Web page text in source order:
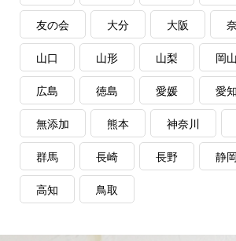
友の会 大分 大阪
山口 山形 山梨 岡山
広島 徳島 愛媛 愛知
無添加 熊本 神奈川
群馬 長崎 長野 静岡
高知 鳥取